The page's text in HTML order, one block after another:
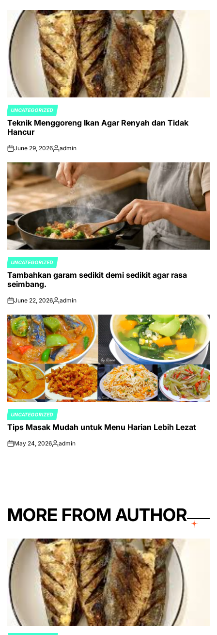
POSTED
IN
UNCATEGORIZED
Teknik Menggoreng Ikan Agar Renyah dan Tidak
Hancur
onJune 29, 2026Posted
admin
POSTED
IN
UNCATEGORIZED
Tambahkan garam sedikit demi sedikit agar rasa
seimbang.
onJune 22, 2026Posted
admin
POSTED
IN
UNCATEGORIZED
Tips Masak Mudah untuk Menu Harian Lebih Lezat
onMay 24, 2026Posted
admin
MORE FROM AUTHOR